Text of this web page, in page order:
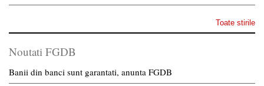
Toate stirile
Noutati FGDB
Banii din banci sunt garantati, anunta FGDB